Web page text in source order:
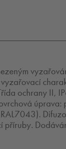
ochrany II,
úprava: